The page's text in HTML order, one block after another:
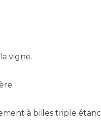
vigne.
à billes triple